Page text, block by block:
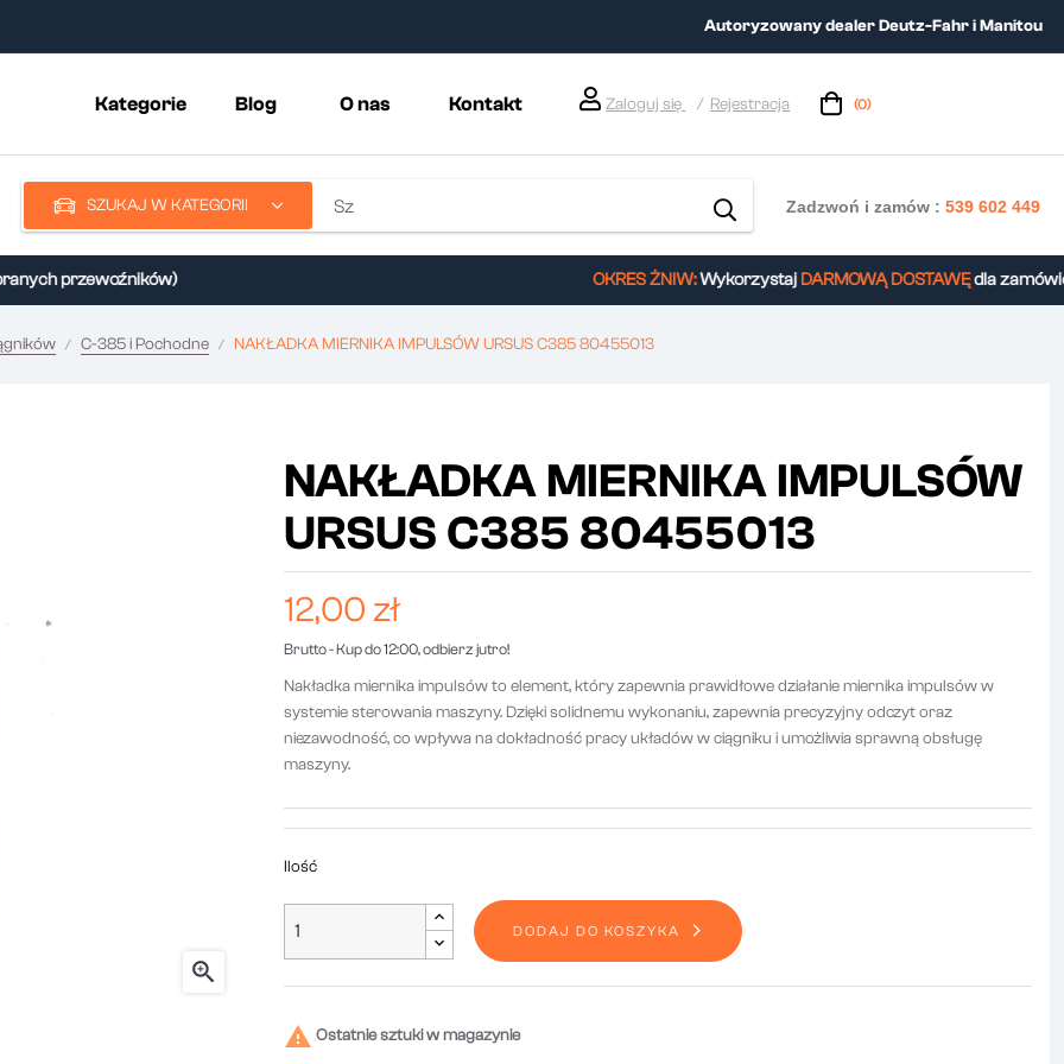
Autoryzowany dealer Deutz-Fahr i Manitou
Kategorie Blog O nas Kontakt Zaloguj się Rejestracja (0)
SZUKAJ W KATEGORII Zadzwoń i zamów :539 602 449
przewoźników) OKRES ŻNIW:WykorzystajDARMOWĄ DOSTAWĘdla zamówień
C-385 i Pochodne NAKŁADKA MIERNIKA IMPULSÓW URSUS C385 80455013

NAKŁADKA MIERNIKA IMPULSÓW
URSUS C385 80455013
12,00 zł
Brutto- Kup do 12:00, odbierz jutro!
Nakładka miernika impulsów to element, który zapewnia prawidłowe działanie miernika impulsów w
systemie sterowania maszyny. Dzięki solidnemu wykonaniu, zapewnia precyzyjny odczyt oraz
niezawodność, co wpływa na dokładność pracy układów w ciągniku i umożliwia sprawną obsługę
maszyny.
Ilość
DODAJ DO KOSZYKA
 Ostatnie sztuki w magazynie